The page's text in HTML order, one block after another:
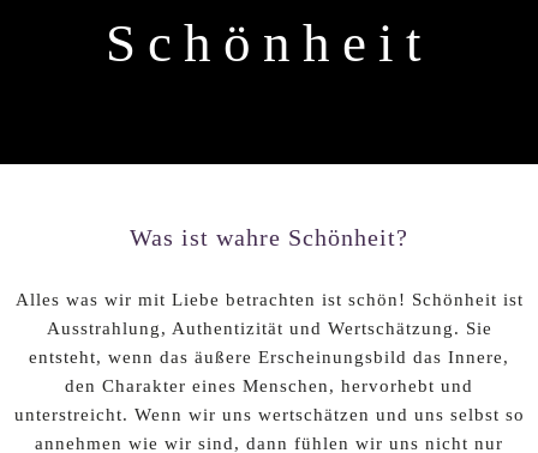
Schönheit
Was ist wahre Schönheit?
Alles was wir mit Liebe betrachten ist schön! Schönheit ist
Ausstrahlung, Authentizität und Wertschätzung. Sie
entsteht, wenn das äußere Erscheinungsbild das Innere,
den Charakter eines Menschen, hervorhebt und
unterstreicht. Wenn wir uns wertschätzen und uns selbst so
annehmen wie wir sind, dann fühlen wir uns nicht nur